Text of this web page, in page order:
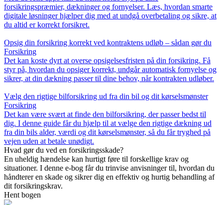
forsikringspræmier, dækninger og fornyelser. Læs, hvordan smarte
digitale løsninger hjælper dig med at undgå overbetaling og sikre, at
du altid er korrekt forsikret.
Opsig din forsikring korrekt ved kontraktens udløb – sådan gør du
Forsikring
Det kan koste dyrt at overse opsigelsesfristen på din forsikring. Få
styr på, hvordan du opsiger korrekt, undgår automatisk fornyelse og
sikrer, at din dækning passer til dine behov, når kontrakten udløber.
Vælg den rigtige bilforsikring ud fra din bil og dit kørselsmønster
Forsikring
Det kan være svært at finde den bilforsikring, der passer bedst til
dig. I denne guide får du hjælp til at vælge den rigtige dækning ud
fra din bils alder, værdi og dit kørselsmønster, så du får tryghed på
vejen uden at betale unødigt.
Hvad gør du ved en forsikringsskade?
En uheldig hændelse kan hurtigt føre til forskellige krav og
situationer. I denne e-bog får du trinvise anvisninger til, hvordan du
håndterer en skade og sikrer dig en effektiv og hurtig behandling af
dit forsikringskrav.
Hent bogen